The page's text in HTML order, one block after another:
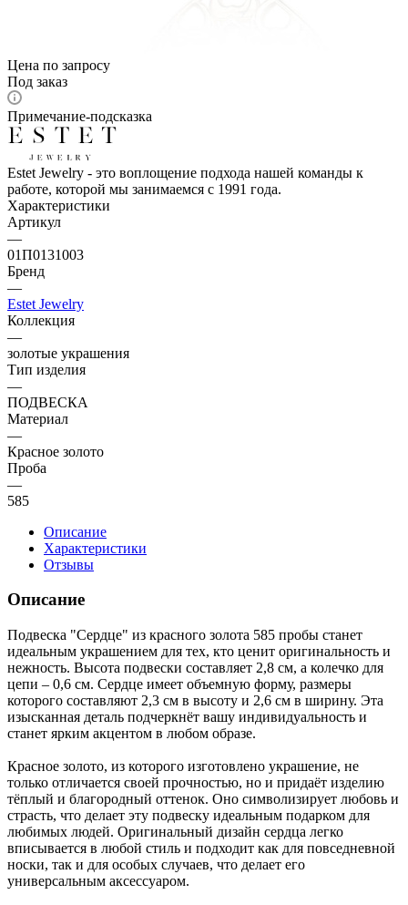
Цена по запросу
Под заказ
Примечание-подсказка
Estet Jewelry - это воплощение подхода нашей команды к
работе, которой мы занимаемся с 1991 года.
Характеристики
Артикул
—
01П0131003
Бренд
—
Estet Jewelry
Коллекция
—
золотые украшения
Тип изделия
—
ПОДВЕСКА
Материал
—
Красное золото
Проба
—
585
Описание
Характеристики
Отзывы
Описание
Подвеска "Сердце" из красного золота 585 пробы станет
идеальным украшением для тех, кто ценит оригинальность и
нежность. Высота подвески составляет 2,8 см, а колечко для
цепи – 0,6 см. Сердце имеет объемную форму, размеры
которого составляют 2,3 см в высоту и 2,6 см в ширину. Эта
изысканная деталь подчеркнёт вашу индивидуальность и
станет ярким акцентом в любом образе.
Красное золото, из которого изготовлено украшение, не
только отличается своей прочностью, но и придаёт изделию
тёплый и благородный оттенок. Оно символизирует любовь и
страсть, что делает эту подвеску идеальным подарком для
любимых людей. Оригинальный дизайн сердца легко
вписывается в любой стиль и подходит как для повседневной
носки, так и для особых случаев, что делает его
универсальным аксессуаром.